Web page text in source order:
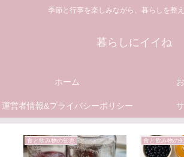
季節と行事を楽しみながら、暮らしを整
暮らしにイイね
ホーム
運営者情報&プライバシーポリシー
食と飲み物の知恵 食と飲み物の